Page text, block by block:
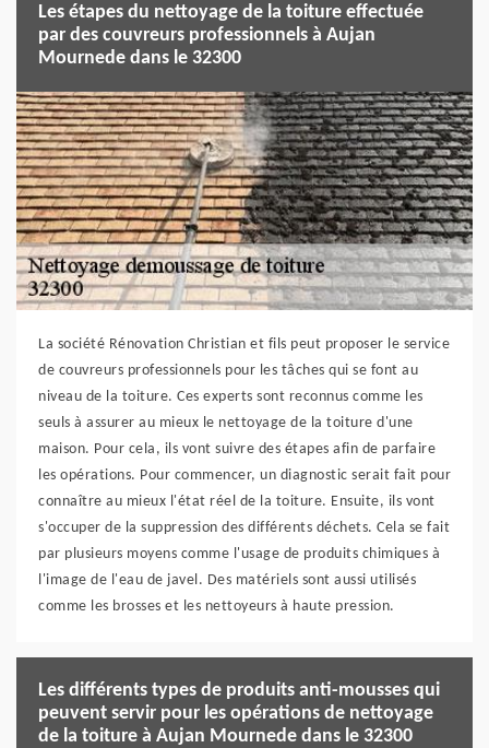
Les étapes du nettoyage de la toiture effectuée
par des couvreurs professionnels à Aujan
Mournede dans le 32300
La société Rénovation Christian et fils peut proposer le service
de couvreurs professionnels pour les tâches qui se font au
niveau de la toiture. Ces experts sont reconnus comme les
seuls à assurer au mieux le nettoyage de la toiture d'une
maison. Pour cela, ils vont suivre des étapes afin de parfaire
les opérations. Pour commencer, un diagnostic serait fait pour
connaître au mieux l'état réel de la toiture. Ensuite, ils vont
s'occuper de la suppression des différents déchets. Cela se fait
par plusieurs moyens comme l'usage de produits chimiques à
l'image de l'eau de javel. Des matériels sont aussi utilisés
comme les brosses et les nettoyeurs à haute pression.
Les différents types de produits anti-mousses qui
peuvent servir pour les opérations de nettoyage
de la toiture à Aujan Mournede dans le 32300